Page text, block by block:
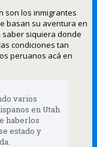
son los inmigrantes
basan su aventura en
saber siquiera donde
condiciones tan
peruanos acá en
varios
en Utah
haberlos
estado y